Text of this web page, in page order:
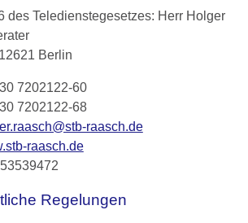
des Teledienstegesetzes: Herr Holger
Berlin
7202122-60
7202122-68
raasch.de
raasch.de
Regelungen